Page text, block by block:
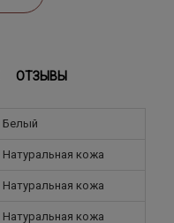
ОТЗЫВЫ
Белый
Натуральная кожа
Натуральная кожа
Натуральная кожа